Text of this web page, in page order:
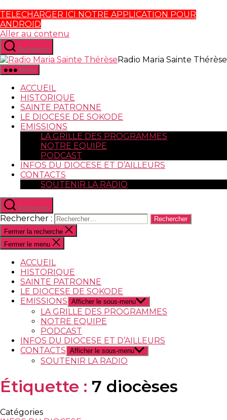
TELECHARGER ICI NOTRE APPLICATION POUR
ANDROID
Aller au contenu
Recherche
Radio Maria Sainte Thérèse
Menu
ACCUEIL
HISTORIQUE
SAINTE PATRONNE
LE DIOCESE DE SOKODE
EMISSIONS
LA GRILLE DES PROGRAMMES
NOTRE EQUIPE
PODCAST
INFOS DU DIOCESE ET D’AILLEURS
CONTACTS
SOUTENIR LA RADIO
Recherche
Rechercher :
Fermer la recherche
Fermer le menu
ACCUEIL
HISTORIQUE
SAINTE PATRONNE
LE DIOCESE DE SOKODE
EMISSIONS Afficher le sous-menu
LA GRILLE DES PROGRAMMES
NOTRE EQUIPE
PODCAST
INFOS DU DIOCESE ET D’AILLEURS
CONTACTS Afficher le sous-menu
SOUTENIR LA RADIO
Étiquette : 7 diocèses
Catégories